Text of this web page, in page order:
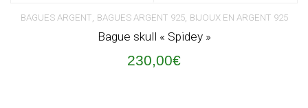
BAGUES ARGENT BAGUES ARGENT 925, BIJOUX EN ARGENT 925
Bague skull « Spidey »
230,00€